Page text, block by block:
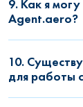
9. Как я
Agent.aero?
10.
для работы